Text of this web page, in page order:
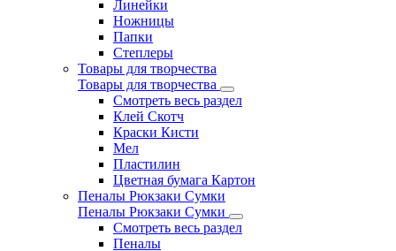
Линейки
Ножницы
Папки
Степлеры
Товары для творчества
Товары для творчества
Смотреть весь раздел
Клей Скотч
Краски Кисти
Мел
Пластилин
Цветная бумага Картон
Пеналы Рюкзаки Сумки
Пеналы Рюкзаки Сумки
Смотреть весь раздел
Пеналы